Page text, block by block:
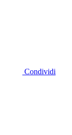
Condividi